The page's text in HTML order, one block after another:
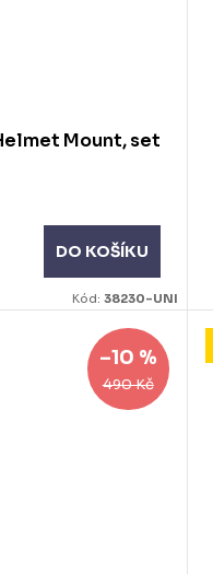
Mount, set
DO KOŠÍKU
Kód: 38230-UNI
490 Kč
–10 %